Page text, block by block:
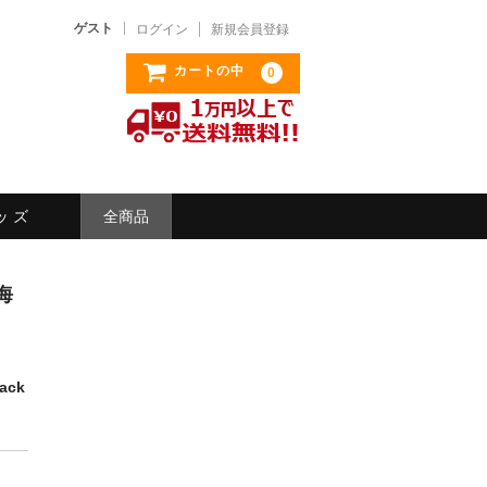
ゲスト ログイン 新規会員登録
カートの中 0
ズ 全商品